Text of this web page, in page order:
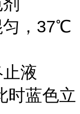
匀，37℃
液
时蓝色立